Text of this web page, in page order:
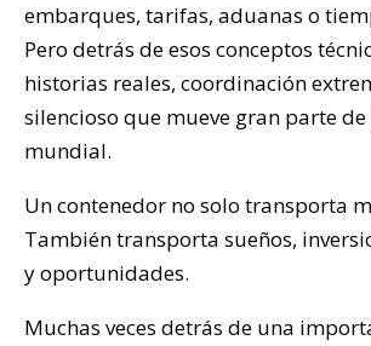
embarques, tarifas, aduanas o
Pero detrás de esos conceptos
historias reales, coordinación
silencioso que mueve gran parte
mundial.
Un contenedor no solo transporta
También transporta sueños,
y oportunidades.
Muchas veces detrás de una